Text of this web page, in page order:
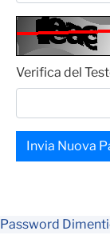
Verifica del
Obbligatorio
Invia Nuova
Password